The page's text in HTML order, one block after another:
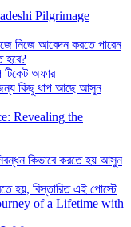
Pilgrimage
নিজে আবেদন করতে পারেন
হবে?
টিকেট অফার
জন্য কিছু ধাপ আছে আসুন
Revealing the
কিভাবে করতে হয় আসুন
হয়, বিস্তারিত এই পোস্টে
of a Lifetime with